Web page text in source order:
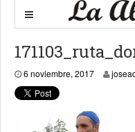
6 noviembre, 20176